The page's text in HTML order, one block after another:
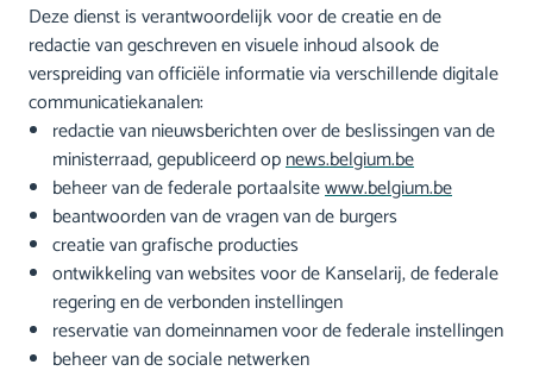
Deze dienst is verantwoordelijk voor de creatie en de
redactie van geschreven en visuele inhoud alsook de
verspreiding van officiële informatie via verschillende digitale
communicatiekanalen:
redactie van nieuwsberichten over de beslissingen van de
ministerraad, gepubliceerd opnews.belgium.be
beheer van de federale portaalsitewww.belgium.be
beantwoorden van de vragen van de burgers
creatie van grafische producties
ontwikkeling van websites voor de Kanselarij, de federale
regering en de verbonden instellingen
reservatie van domeinnamen voor de federale instellingen
beheer van de sociale netwerken